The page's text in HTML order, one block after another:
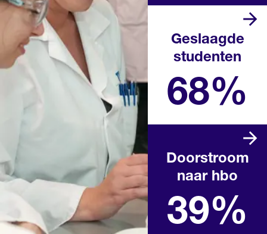
Geslaagde
studenten
68%
afgelopen schooljaar
Doorstroom
naar hbo
39%
Landelijk percentage na het
diploma in het afgelopen
schooljaar